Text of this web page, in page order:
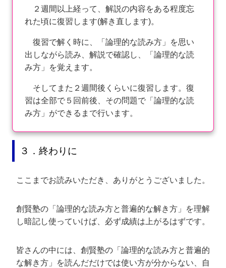
２週間以上経って、解説の内容をある程度忘
れた頃に復習します(解き直します)。
復習で解く時に、「論理的な読み方」を思い
出しながら読み、解説で確認し、「論理的な読
み方」を覚えます。
そしてまた２週間後くらいに復習します。復
習は全部で５回前後、その問題で「論理的な読
み方」ができるまで行います。
３．終わりに
ここまでお読みいただき、ありがとうございました。
創賢塾の「論理的な読み方と普遍的な解き方」を理解
し暗記し使っていけば、必ず成績は上がるはずです。
皆さんの中には、創賢塾の「論理的な読み方と普遍的
な解き方」を読んだだけでは使い方が分からない、自